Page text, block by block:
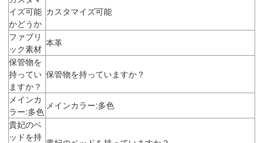
イズ可能
かどうか
カスタマイズ可能
ファブリ
ック素材
本革
保管物を
持ってい
ますか？
保管物を持っていますか？
メインカ
ラー:多色
メインカラー:多色
貴妃のベ
ッドを持